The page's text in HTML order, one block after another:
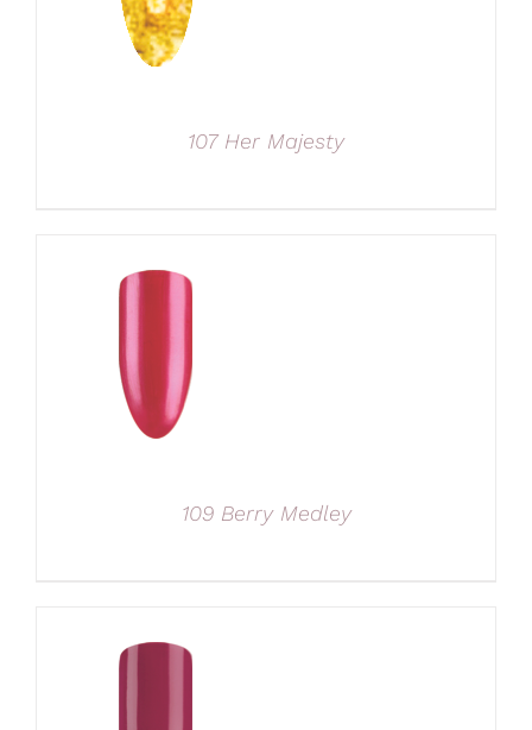
107 Her Majesty
109 Berry Medley